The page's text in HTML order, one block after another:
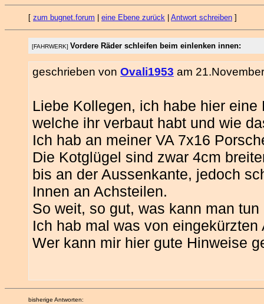
[ zum bugnet.forum eine Ebene zurück Antwort schreiben ]
[FAHRWERK] Vordere Räder schleifen beim einlenken innen:
geschrieben von Ovali1953 am
Liebe Kollegen, ich habe hier eine
welche ihr verbaut habt und wie
Ich hab an meiner VA 7x16
Die Kotglügel sind zwar 4cm
bis an der Aussenkante, jedoch
Innen an Achsteilen.
So weit, so gut, was kann man
Ich hab mal was von eingekürzten
Wer kann mir hier gute Hinweise
bisherige Antworten: